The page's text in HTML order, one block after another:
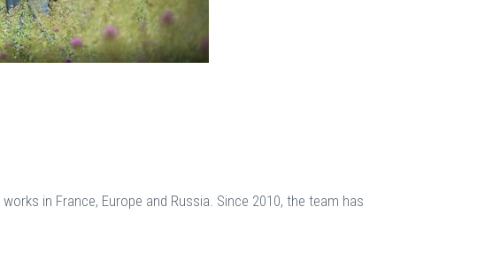
in France, Europe and Russia. Since 2010, the team has